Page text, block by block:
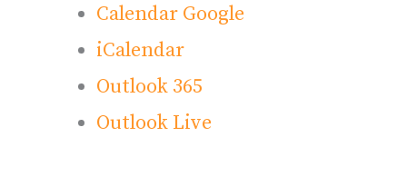
Calendar Google
iCalendar
Outlook 365
Outlook Live